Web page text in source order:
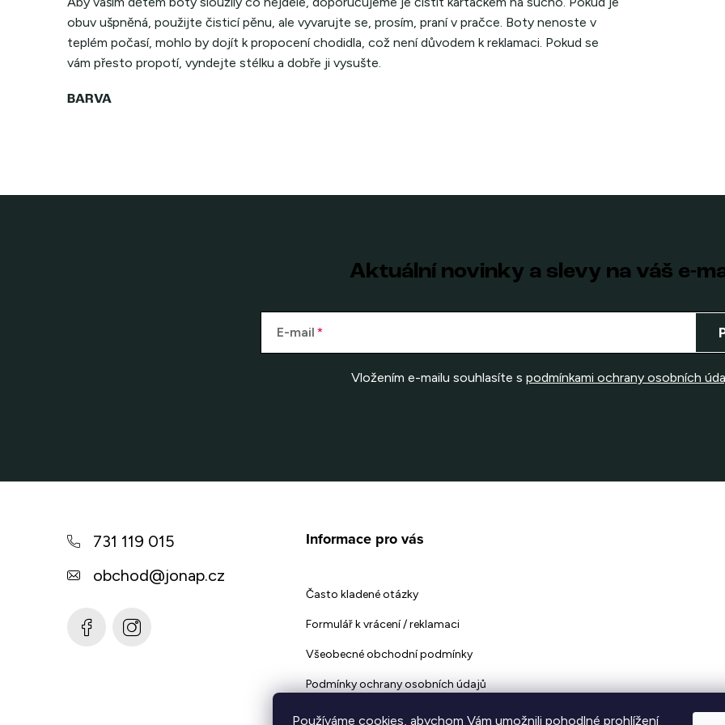
Používáme cookies, abychom Vám umožnili pohodlné prohlížení
obuv ušpněná, použijte čisticí pěnu, ale vyvarujte se, prosím, praní v pračce. Boty nenoste v
teplém počasí, mohlo by dojít k propocení chodidla, což není důvodem k reklamaci. Pokud se
vám přesto propotí, vyndejte stélku a dobře ji vysušte.
Aktuální novinky a slevy na váš e-
E-mail
Vložením e-mailu souhlasíte s podmínkami ochrany osobních
731 119 015
obchod@jonap.cz
Informace pro vás
Často kladené otázky
Formulář k vrácení / reklamaci
Všeobecné obchodní podmínky
Podmínky ochrany osobních údajů